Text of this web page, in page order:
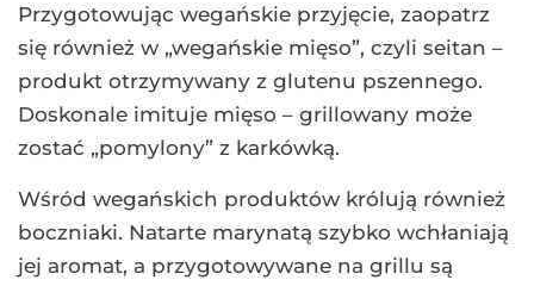
Przygotowując wegańskie przyjęcie, zaopatrz
się również w „wegańskie mięso”, czyli seitan –
produkt otrzymywany z glutenu pszennego.
Doskonale imituje mięso – grillowany może
zostać „pomylony” z karkówką.
Wśród wegańskich produktów królują również
boczniaki. Natarte marynatą szybko wchłaniają
jej aromat, a przygotowywane na grillu są